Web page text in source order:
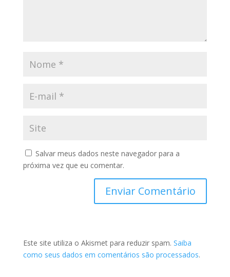
Salvar meus dados neste navegador para a
próxima vez que eu comentar.
Este site utiliza o Akismet para reduzir spam. Saiba
como seus dados em comentários são processados.